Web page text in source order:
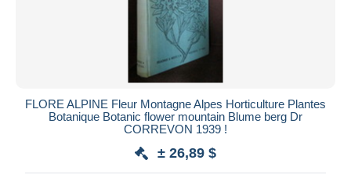
FLORE ALPINE Fleur Montagne Alpes Horticulture Plantes
Botanique Botanic flower mountain Blume berg Dr
CORREVON 1939 !
± 26,89 $